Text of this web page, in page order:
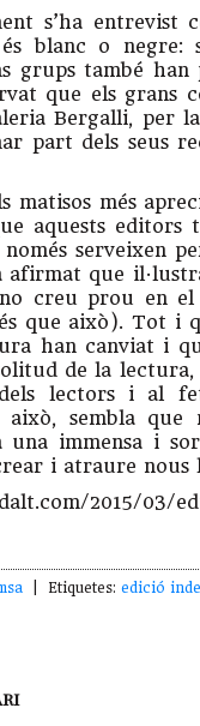
s’ha entrevist
blanc o negre:
grups també
que els grans
Bergalli, per
part dels seus
matisos més
aquests
només serveixen
afirmat que
creu prou en
que això). Tot i
han canviat i
de la lectura,
lectors i al
això, sembla
una immensa i
i atraure nous
2015/03/
| Etiquetes:edició